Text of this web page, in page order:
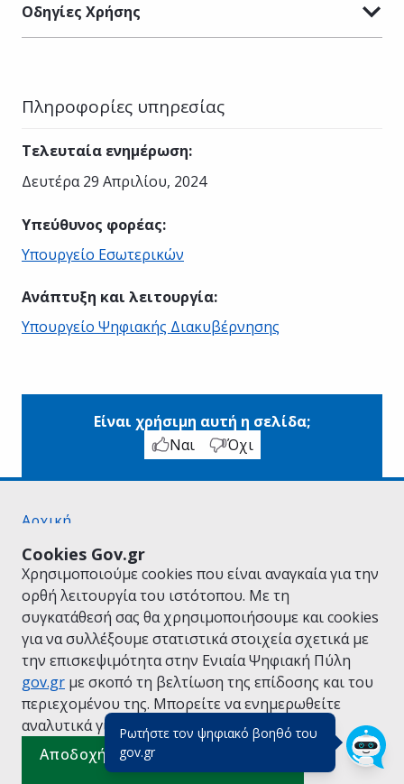
Ρωτήστε τον ψηφιακό βοηθό του
gov.gr(πάτησε για κλείσιμο)
Cookies Gov.gr
Χρησιμοποιούμε cookies που είναι αναγκαία για την
ορθή λειτουργία του ιστότοπου. Με τη
συγκατάθεσή σας θα χρησιμοποιήσουμε και cookies
για να συλλέξουμε στατιστικά στοιχεία σχετικά με
την επισκεψιμότητα στην Ενιαία Ψηφιακή Πύλη
gov.gr με σκοπό τη βελτίωση της επίδοσης και του
περιεχομένου της. Μπορείτε να ενημερωθείτε
αναλυτικά για την Πολιτική Cookies.
Αποδοχή όλων
Οδηγίες Χρήσης
Πληροφορίες υπηρεσίας
Τελευταία ενημέρωση:
Δευτέρα 29 Απριλίου, 2024
Υπεύθυνος φορέας:
Υπουργείο Εσωτερικών
Ανάπτυξη και λειτουργία:
Υπουργείο Ψηφιακής Διακυβέρνησης
Είναι χρήσιμη αυτή η σελίδα;
Ναι
Όχι
Αρχική
Όροι Χρήσης
Πολιτική Απορρήτου
Δήλωση προσβασιμότητας
Πολιτική cookies
Προτάσεις για το gov.gr
Υλοποίηση από το Υπουργείο Ψηφιακής
Διακυβέρνησης
Ελληνικά |Αγγλικά